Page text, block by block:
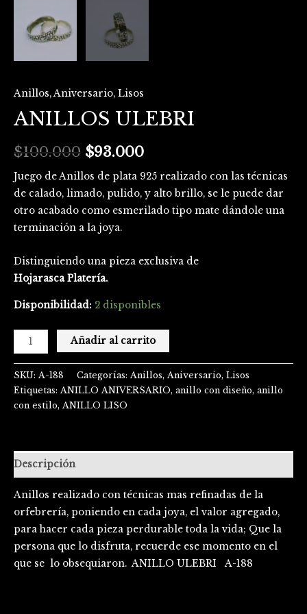
Anillos,Aniversario, Lisos
ANILLOS ULEBRI
$100.000 $93.000
Juego de Anillos de plata 925 realizado con las técnicas
de calado, limado, pulido, y alto brillo, se le puede dar
otro acabado como esmerilado tipo mate dándole una
terminación a la joya.
Distinguiendo una pieza exclusiva de
Hojarasca Platería.
Disponibilidad: 2 disponibles
Añadir al carrito
SKU: A-188 Categorías: Anillos, Aniversario, Lisos
Etiquetas: ANILLO ANIVERSARIO, anillo con diseño, anillo
con estilo, ANILLO LISO
Descripción
Anillos realizado con técnicas mas refinadas de la
orfebrería, poniendo en cada joya, el valor agregado,
para hacer cada pieza perdurable toda la vida; Que la
persona que lo disfruta, recuerde ese momento en el
que se lo obsequiaron. ANILLO ULEBRI A-188